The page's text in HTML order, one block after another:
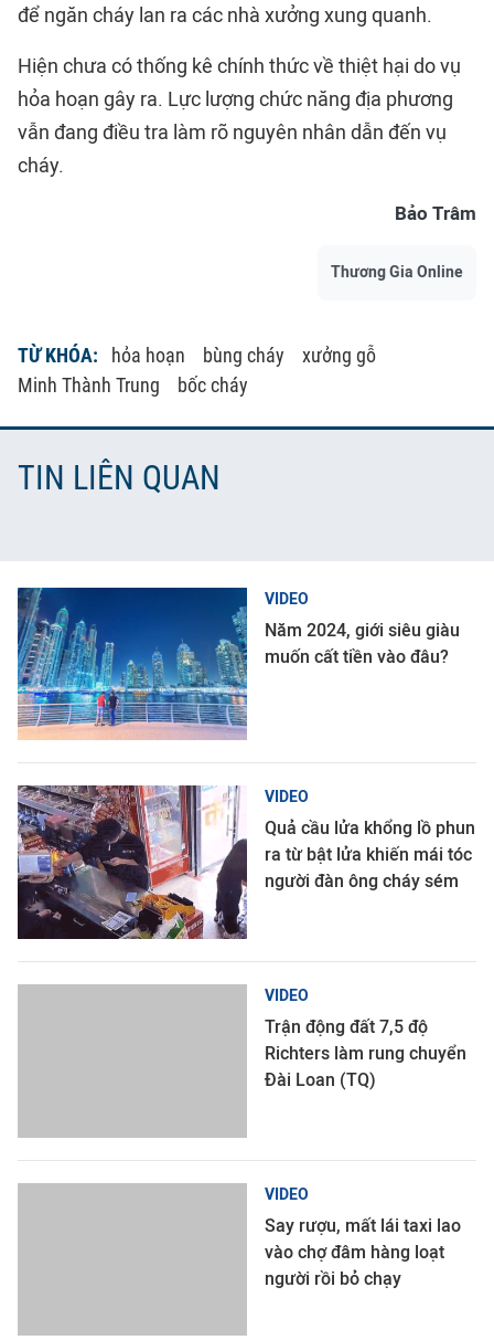
để ngăn cháy lan ra các nhà xưởng xung quanh.
Hiện chưa có thống kê chính thức về thiệt hại do vụ
hỏa hoạn gây ra. Lực lượng chức năng địa phương
vẫn đang điều tra làm rõ nguyên nhân dẫn đến vụ
cháy.
Bảo Trâm
Thương Gia Online
TỪ KHÓA: hỏa hoạn bùng cháy
xưởng gỗ
Minh Thành Trung
bốc cháy
TIN LIÊN QUAN
VIDEO
Năm 2024, giới siêu giàu
muốn cất tiền vào đâu?
VIDEO
Quả cầu lửa khổng lồ phun
ra từ bật lửa khiến mái tóc
người đàn ông cháy sém
VIDEO
Trận động đất 7,5 độ
Richters làm rung chuyển
Đài Loan (TQ)
VIDEO
Say rượu, mất lái taxi lao
vào chợ đâm hàng loạt
người rồi bỏ chạy